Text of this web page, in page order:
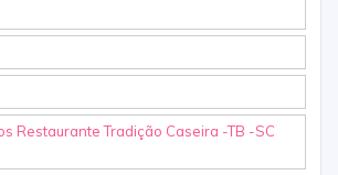
Restaurante Tradição Caseira -TB -SC